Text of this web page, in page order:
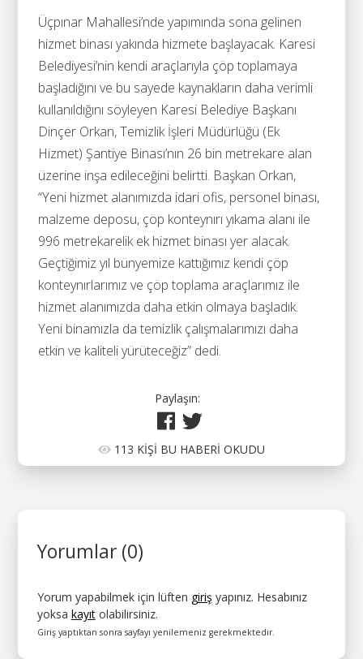
Üçpınar Mahallesi’nde yapımında sona gelinen
hizmet binası yakında hizmete başlayacak. Karesi
Belediyesi’nin kendi araçlarıyla çöp toplamaya
başladığını ve bu sayede kaynakların daha verimli
kullanıldığını söyleyen Karesi Belediye Başkanı
Dinçer Orkan, Temizlik İşleri Müdürlüğü (Ek
Hizmet) Şantiye Binası’nın 26 bin metrekare alan
üzerine inşa edileceğini belirtti. Başkan Orkan,
“Yeni hizmet alanımızda idari ofis, personel binası,
malzeme deposu, çöp konteynırı yıkama alanı ile
996 metrekarelik ek hizmet binası yer alacak.
Geçtiğimiz yıl bünyemize kattığımız kendi çöp
konteynırlarımız ve çöp toplama araçlarımız ile
hizmet alanımızda daha etkin olmaya başladık.
Yeni binamızla da temizlik çalışmalarımızı daha
etkin ve kaliteli yürüteceğiz” dedi.
Paylaşın:
113 KİŞİ BU HABERİ OKUDU
Yorumlar (0)
Yorum yapabilmek için lüften giriş yapınız. Hesabınız
yoksa kayıtolabilirsiniz.
Giriş yaptıktan sonra sayfayı yenilemeniz gerekmektedir.